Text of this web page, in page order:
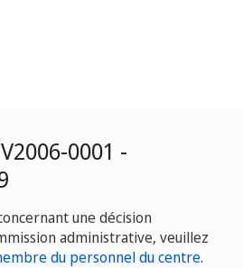
0001 -
une décision
administrative, veuillez
du personnel du centre.